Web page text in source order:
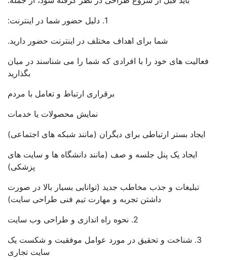
شما برای اهداف مختلف در اینترنت حضور دارید.
فعالیت های خود را با افرادی که شما را می شناسند در میان
بگذارید
برقراری ارتباط و تعامل با مردم
نمایش محصولات یا خدمات
ایجاد بستر ارتباطی برای دیگران (مانند شبکه های اجتماعی)
ایجاد یک پنل جلسه و صف (مانند دانشگاه ها و سایت های
پزشکی)
تبلیغات و جذب مخاطب جدید (توانایی بسیار بالا در صورت
داشتن تجربه و مهارت تیم فنی طراحی سایت)
3. شناخت و تحقیق در مورد عوامل موفقیت و شکست یک
سایت تجاری